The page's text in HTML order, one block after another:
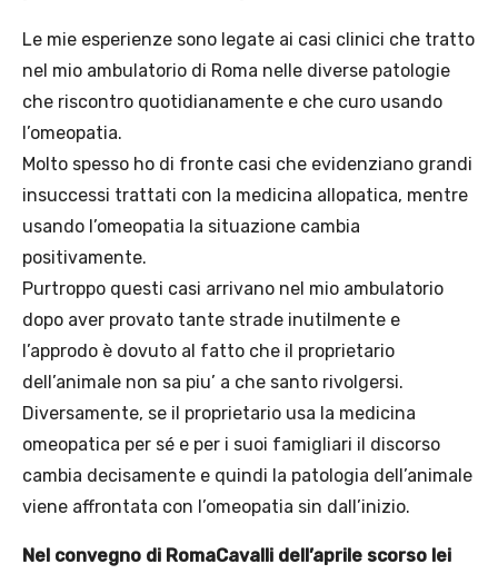
Le mie esperienze sono legate ai casi clinici che tratto
nel mio ambulatorio di Roma nelle diverse patologie
che riscontro quotidianamente e che curo usando
l’omeopatia.
Molto spesso ho di fronte casi che evidenziano grandi
insuccessi trattati con la medicina allopatica, mentre
usando l’omeopatia la situazione cambia
positivamente.
Purtroppo questi casi arrivano nel mio ambulatorio
dopo aver provato tante strade inutilmente e
l’approdo è dovuto al fatto che il proprietario
dell’animale non sa piu’ a che santo rivolgersi.
Diversamente, se il proprietario usa la medicina
omeopatica per sé e per i suoi famigliari il discorso
cambia decisamente e quindi la patologia dell’animale
viene affrontata con l’omeopatia sin dall’inizio.
Nel convegno di RomaCavalli dell’aprile scorso lei